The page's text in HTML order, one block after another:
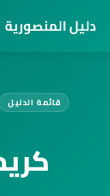
دليل المنصورية
قائمة الدليل